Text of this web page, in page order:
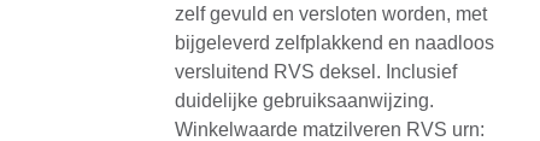
zelf gevuld en versloten worden, met
bijgeleverd zelfplakkend en naadloos
versluitend RVS deksel. Inclusief
duidelijke gebruiksaanwijzing.
Winkelwaarde matzilveren RVS urn: